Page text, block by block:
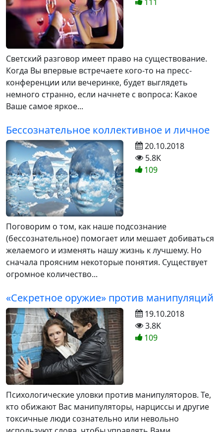
Светский разговор имеет право на существование.
Когда Вы впервые встречаете кого-то на пресс-
конференции или вечеринке, будет выглядеть
немного странно, если начнете с вопроса: Какое
Ваше самое яркое...
Бессознательное коллективное и личное
Поговорим о том, как наше подсознание
(бессознательное) помогает или мешает добиваться
желаемого и изменять нашу жизнь к лучшему. Но
сначала проясним некоторые понятия. Существует
огромное количество...
20.10.2018
5.8K
109
«Секретное оружие» против манипуляций
Психологические уловки против манипуляторов. Те,
кто обижают Вас манипуляторы, нарциссы и другие
токсичные люди сознательно или невольно
19.10.2018
3.8K
109